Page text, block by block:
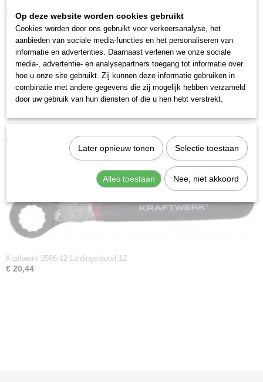
€ 20,44
€ 20,44
Kraftwerk 2586-12 Leidingsleutel 12
€ 20,44
Op deze website worden cookies gebruikt
Cookies worden door ons gebruikt voor verkeersanalyse, het
aanbieden van sociale media-functies en het personaliseren van
informatie en advertenties. Daarnaast verlenen we onze sociale
media-, advertentie- en analysepartners toegang tot informatie over
hoe u onze site gebruikt. Zij kunnen deze informatie gebruiken in
combinatie met andere gegevens die zij mogelijk hebben verzameld
door uw gebruik van hun diensten of die u hen hebt verstrekt.
Later opnieuw tonen Selectie toestaan
Alles toestaan Nee, niet akkoord